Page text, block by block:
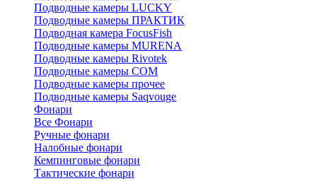
Подводные камеры LUCKY
Подводные камеры ПРАКТИК
Подводная камера FocusFish
Подводные камеры MURENA
Подводные камеры Rivotek
Подводные камеры СОМ
Подводные камеры прочее
Подводные камеры Saqvouge
Фонари
Все Фонари
Ручные фонари
Налобные фонари
Кемпинговые фонари
Тактические фонари